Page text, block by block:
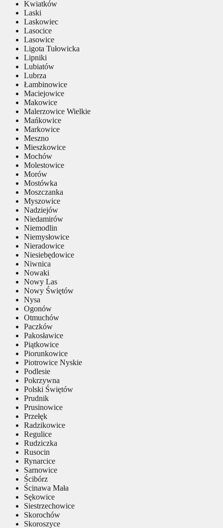
Kwiatków
Laski
Laskowiec
Lasocice
Lasowice
Ligota Tułowicka
Lipniki
Lubiatów
Lubrza
Łambinowice
Maciejowice
Makowice
Malerzowice Wielkie
Mańkowice
Markowice
Meszno
Mieszkowice
Mochów
Molestowice
Morów
Mostówka
Moszczanka
Myszowice
Nadziejów
Niedamirów
Niemodlin
Niemysłowice
Nieradowice
Niesiebędowice
Niwnica
Nowaki
Nowy Las
Nowy Świętów
Nysa
Ogonów
Otmuchów
Paczków
Pakosławice
Piątkowice
Piorunkowice
Piotrowice Nyskie
Podlesie
Pokrzywna
Polski Świętów
Prudnik
Prusinowice
Przełęk
Radzikowice
Regulice
Rudziczka
Rusocin
Rynarcice
Sarnowice
Ścibórz
Ścinawa Mała
Sękowice
Siestrzechowice
Skorochów
Skoroszyce